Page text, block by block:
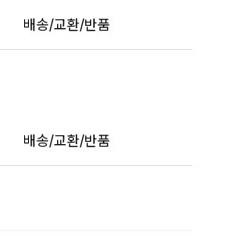
배송/교환/반품
배송/교환/반품